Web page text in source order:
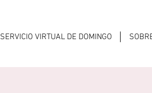
SERVICIO VIRTUAL DE DOMINGO